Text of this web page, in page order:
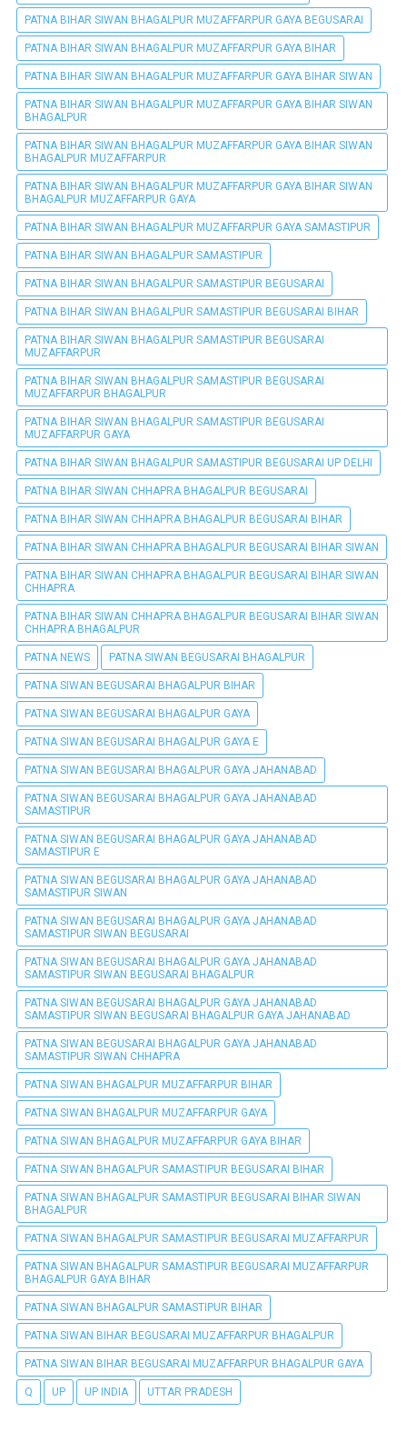
PATNA BIHAR SIWAN BHAGALPUR MUZAFFARPUR GAYA BEGUSARAI
PATNA BIHAR SIWAN BHAGALPUR MUZAFFARPUR GAYA BIHAR
PATNA BIHAR SIWAN BHAGALPUR MUZAFFARPUR GAYA BIHAR SIWAN
PATNA BIHAR SIWAN BHAGALPUR MUZAFFARPUR GAYA BIHAR SIWAN
BHAGALPUR
PATNA BIHAR SIWAN BHAGALPUR MUZAFFARPUR GAYA BIHAR SIWAN
BHAGALPUR MUZAFFARPUR
PATNA BIHAR SIWAN BHAGALPUR MUZAFFARPUR GAYA BIHAR SIWAN
BHAGALPUR MUZAFFARPUR GAYA
PATNA BIHAR SIWAN BHAGALPUR MUZAFFARPUR GAYA SAMASTIPUR
PATNA BIHAR SIWAN BHAGALPUR SAMASTIPUR
PATNA BIHAR SIWAN BHAGALPUR SAMASTIPUR BEGUSARAI
PATNA BIHAR SIWAN BHAGALPUR SAMASTIPUR BEGUSARAI BIHAR
PATNA BIHAR SIWAN BHAGALPUR SAMASTIPUR BEGUSARAI
MUZAFFARPUR
PATNA BIHAR SIWAN BHAGALPUR SAMASTIPUR BEGUSARAI
MUZAFFARPUR BHAGALPUR
PATNA BIHAR SIWAN BHAGALPUR SAMASTIPUR BEGUSARAI
MUZAFFARPUR GAYA
PATNA BIHAR SIWAN BHAGALPUR SAMASTIPUR BEGUSARAI UP DELHI
PATNA BIHAR SIWAN CHHAPRA BHAGALPUR BEGUSARAI
PATNA BIHAR SIWAN CHHAPRA BHAGALPUR BEGUSARAI BIHAR
PATNA BIHAR SIWAN CHHAPRA BHAGALPUR BEGUSARAI BIHAR SIWAN
PATNA BIHAR SIWAN CHHAPRA BHAGALPUR BEGUSARAI BIHAR SIWAN
CHHAPRA
PATNA BIHAR SIWAN CHHAPRA BHAGALPUR BEGUSARAI BIHAR SIWAN
CHHAPRA BHAGALPUR
PATNA NEWS PATNA SIWAN BEGUSARAI BHAGALPUR
PATNA SIWAN BEGUSARAI BHAGALPUR BIHAR
PATNA SIWAN BEGUSARAI BHAGALPUR GAYA
PATNA SIWAN BEGUSARAI BHAGALPUR GAYA E
PATNA SIWAN BEGUSARAI BHAGALPUR GAYA JAHANABAD
PATNA SIWAN BEGUSARAI BHAGALPUR GAYA JAHANABAD
SAMASTIPUR
PATNA SIWAN BEGUSARAI BHAGALPUR GAYA JAHANABAD
SAMASTIPUR E
PATNA SIWAN BEGUSARAI BHAGALPUR GAYA JAHANABAD
SAMASTIPUR SIWAN
PATNA SIWAN BEGUSARAI BHAGALPUR GAYA JAHANABAD
SAMASTIPUR SIWAN BEGUSARAI
PATNA SIWAN BEGUSARAI BHAGALPUR GAYA JAHANABAD
SAMASTIPUR SIWAN BEGUSARAI BHAGALPUR
PATNA SIWAN BEGUSARAI BHAGALPUR GAYA JAHANABAD
SAMASTIPUR SIWAN BEGUSARAI BHAGALPUR GAYA JAHANABAD
PATNA SIWAN BEGUSARAI BHAGALPUR GAYA JAHANABAD
SAMASTIPUR SIWAN CHHAPRA
PATNA SIWAN BHAGALPUR MUZAFFARPUR BIHAR
PATNA SIWAN BHAGALPUR MUZAFFARPUR GAYA
PATNA SIWAN BHAGALPUR MUZAFFARPUR GAYA BIHAR
PATNA SIWAN BHAGALPUR SAMASTIPUR BEGUSARAI BIHAR
PATNA SIWAN BHAGALPUR SAMASTIPUR BEGUSARAI BIHAR SIWAN
BHAGALPUR
PATNA SIWAN BHAGALPUR SAMASTIPUR BEGUSARAI MUZAFFARPUR
PATNA SIWAN BHAGALPUR SAMASTIPUR BEGUSARAI MUZAFFARPUR
BHAGALPUR GAYA BIHAR
PATNA SIWAN BHAGALPUR SAMASTIPUR BIHAR
PATNA SIWAN BIHAR BEGUSARAI MUZAFFARPUR BHAGALPUR
PATNA SIWAN BIHAR BEGUSARAI MUZAFFARPUR BHAGALPUR GAYA
Q UP UP INDIA UTTAR PRADESH